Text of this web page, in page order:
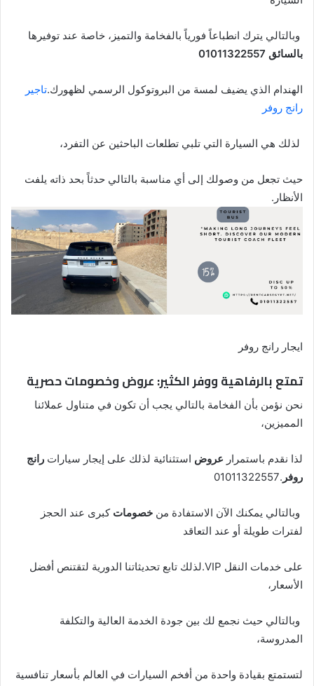
وبالتالي يترك انطباعاً فورياً بالفخامة والتميز، خاصة عند توفيرها
بالسائق 01011322557
الهندام الذي يضيف لمسة من البروتوكول الرسمي لظهورك.تاجير
رانج روفر
لذلك هي السيارة التي تلبي تطلعات الباحثين عن التفرد،
حيث تجعل من وصولك إلى أي مناسبة بالتالي حدثاً بحد ذاته يلفت
الأنظار.
ايجار رانج روفر
تمتع بالرفاهية ووفر الكثير: عروض وخصومات حصرية
نحن نؤمن بأن الفخامة بالتالي يجب أن تكون في متناول عملائنا
المميزين،
لذا نقدم باستمرار عروض استثنائية لذلك على إيجار سيارات رانج
روفر .01011322557
وبالتالي يمكنك الآن الاستفادة من خصومات كبرى عند الحجز
لفترات طويلة أو عند التعاقد
على خدمات النقل VIP.لذلك تابع تحديثاتنا الدورية لتقتنص أفضل
الأسعار،
وبالتالي حيث نجمع لك بين جودة الخدمة العالية والتكلفة
المدروسة،
لتستمتع بقيادة واحدة من أفخم السيارات في العالم بأسعار تنافسية